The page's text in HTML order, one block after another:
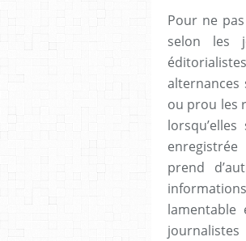
Pour ne
selon les
alternances
ou prou les
prend